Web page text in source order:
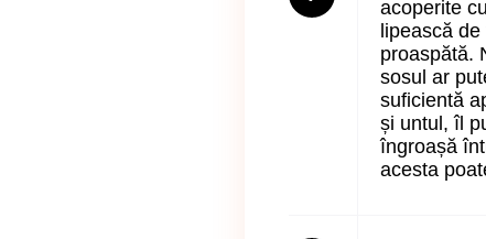
acoperite
lipească
proaspătă.
sosul ar
suficientă
și untul, îl
îngroașă
acesta